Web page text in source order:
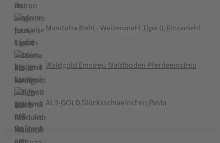
Manitoba Mehl - Weizenmehl Tipo 0, Pizzamehl
Waldgold Einstreu Waldboden Pferdeeinstreu
ALB-GOLD Glücksschweinchen Pasta